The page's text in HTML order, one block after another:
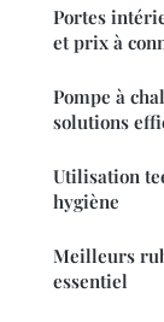
Portes
et prix à
Pompe à
solutions
Utilisation
hygiène
Meilleurs
essentiel